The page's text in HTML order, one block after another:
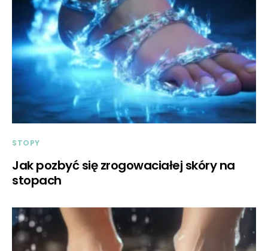
STOPY
Jak pozbyć się zrogowaciałej skóry na
stopach